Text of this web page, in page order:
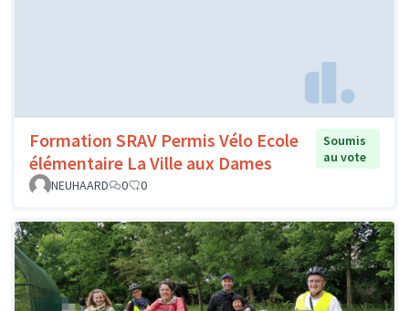
Formation SRAV Permis Vélo Ecole
élémentaire La Ville aux Dames
Soumis
au vote
NEUHAARD
0 0